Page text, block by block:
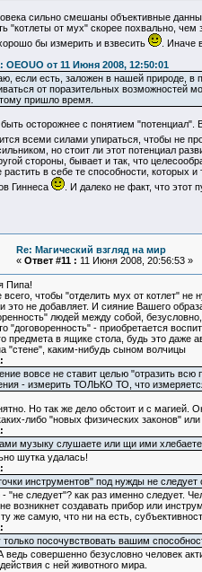
сильно смешаны объективные
"котлеты от мух" скорее похвально,
бы измерить и взвесить
. Иначе
OEOUO от 11 Июня 2008, 12:50:01
если есть, заложен в нашей природе, в
от поразительных возможностей
пришло время.
осторожнее с понятием "потенциал".
всеми силами упираться, чтобы не
но стоит ли этот потенциал
стороны, бывает и так, что
растить в себе те способности, которых
Гиннеса
. И далеко не факт, что этот
Re: Магический взгляд на мир
« Ответ #11 : 11 Июня 2008, 20:56:53 »
Пипа!
всего, чтобы "отделить мух от котлет" не
это не добавляет. И сияние Вашего
людей между собой,
"договоренность" - приобретается
предмета в ящике стола, будь это даже
"стене", каким-нибудь сыном волчицы
вовсе не ставит целью "отразить
- измерить ТОЛЬКО ТО, что
Но так же дело обстоит и с магией.
либо "новых физических законов"
музыку слушаете или щи ими
шутка удалась!
инструментов" под нужды не
- "не следует"? как раз именно следует.
возникнет создавать прибор или
же самую, что ни на есть,
только посочувствовать вашим
ведь совершенно безусловно человек
с ней животного мира.